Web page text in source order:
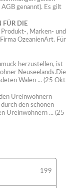
genannt). Es gilt
FÜR DIE
, Marken- und
OzeanienArt. Für
herzustellen, ist
Neuseelands.Die
Walen ... (25 Okt
Ureinwohnern
den schönen
Ureinwohnern ... (25
199